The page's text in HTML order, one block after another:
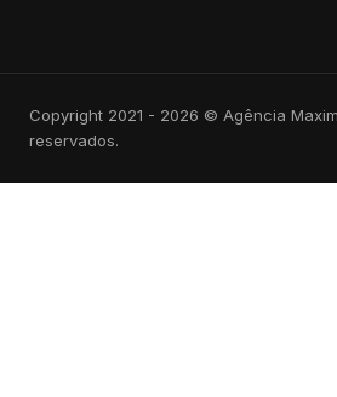
Copyright 2021 - 2026 © Agência
reservados.